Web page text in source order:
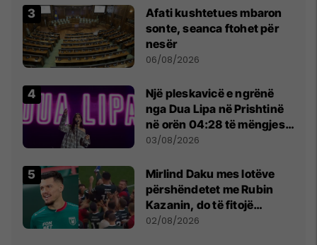
Afati kushtetues mbaron
sonte, seanca ftohet për
nesër
06/08/2026
Një pleskavicë e ngrënë
nga Dua Lipa në Prishtinë
në orën 04:28 të mëngjesit
- dhe bota digjitale serbe
03/08/2026
Mirlind Daku mes lotëve
përshëndetet me Rubin
Kazanin, do të fitojë
miliona te Spartak Moska
02/08/2026